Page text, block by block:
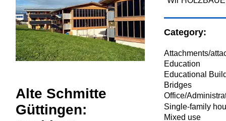
Alte Schmitte
Güttingen:
Category:
Attachments/
Education
Educational
Bridges
Office/
Single-family
Mixed use